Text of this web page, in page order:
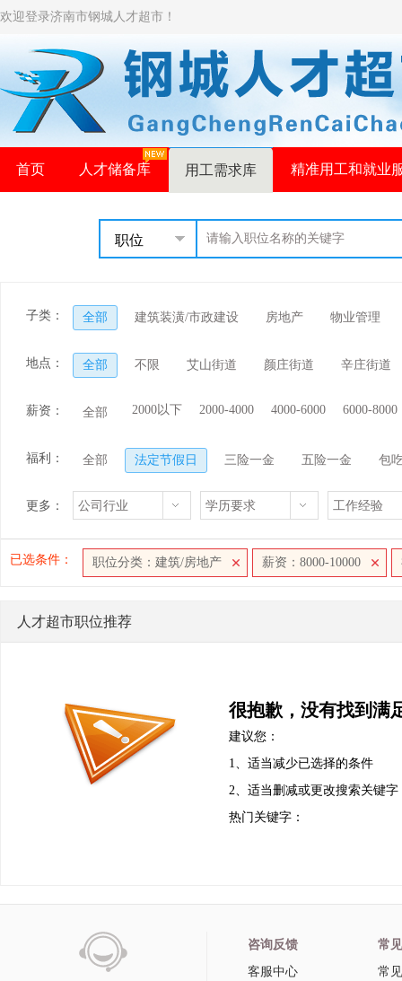
欢迎登录济南市钢城人才超市！
首页 人才储备库 用工需求库 精准用工和就业
职位
子类： 全部 建筑装潢/市政建设 房地产 物业管理
地点： 全部 不限 艾山街道 颜庄街道 辛庄街道
薪资： 全部 2000以下 2000-4000 4000-6000 6000-8000
福利： 全部 法定节假日 三险一金 五险一金 包
更多： 公司行业 学历要求 工作经验
已选条件： 职位分类：建筑/房地产 薪资：8000-10000
人才超市职位推荐
很抱歉，没有找到满
建议您：
1、适当减少已选择的条件
2、适当删减或更改搜索关键字
热门关键字：
咨询反馈
客服中心
常
常